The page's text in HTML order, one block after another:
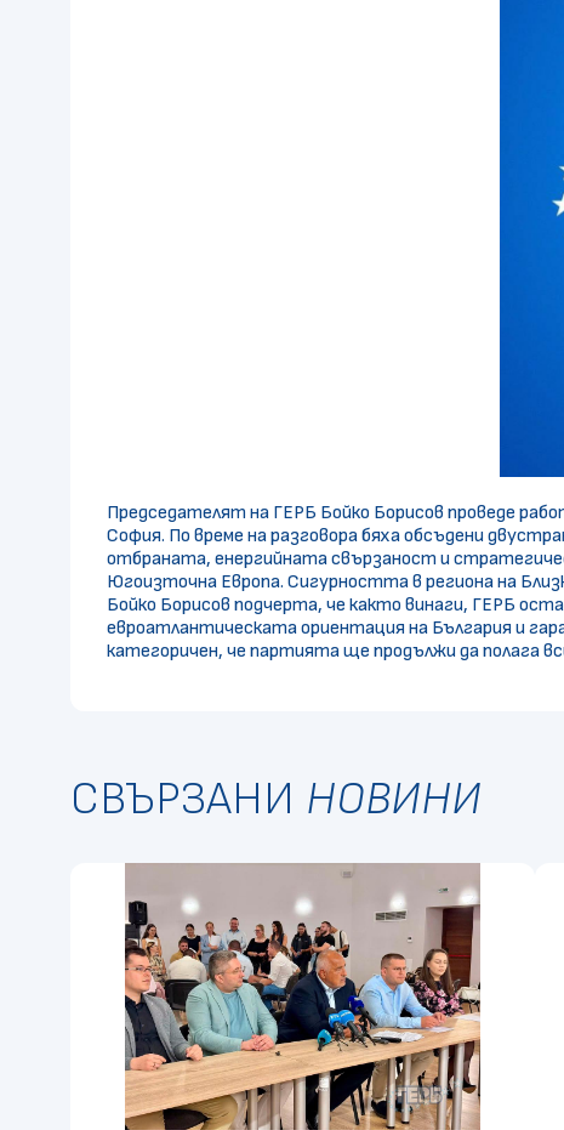
Председателят на ГЕРБ Бойко Борисов проведе
София. По време на разговора бяха обсъдени
отбраната, енергийната свързаност и
Югоизточна Европа. Сигурността в региона на
Бойко Борисов подчерта, че както винаги, ГЕРБ
евроатлантическата ориентация на България и
категоричен, че партията ще продължи да полага
СВЪРЗАНИ НОВИНИ